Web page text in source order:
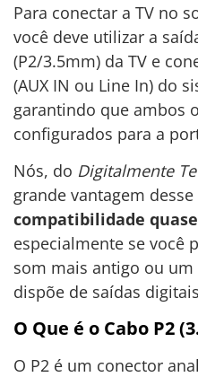
Para conectar a TV no
você deve utilizar a
(P2/3.5mm) da TV e
(AUX IN ou Line In) do
garantindo que ambos
configurados para a
Nós, do Digitalmente
grande vantagem
compatibilidade
especialmente se você
som mais antigo ou um
dispõe de saídas
O Que é o Cabo P2
O P2 é um conector